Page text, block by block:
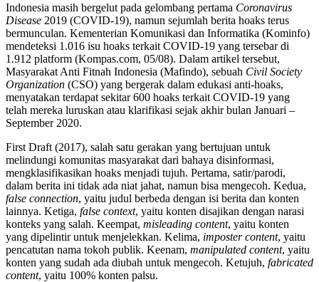
Indonesia masih bergelut pada gelombang pertama Coronavirus
Disease 2019 (COVID-19), namun sejumlah berita hoaks terus
bermunculan. Kementerian Komunikasi dan Informatika (Kominfo)
mendeteksi 1.016 isu hoaks terkait COVID-19 yang tersebar di
1.912 platform (Kompas.com, 05/08). Dalam artikel tersebut,
Masyarakat Anti Fitnah Indonesia (Mafindo), sebuah Civil Society
Organization (CSO) yang bergerak dalam edukasi anti-hoaks,
menyatakan terdapat sekitar 600 hoaks terkait COVID-19 yang
telah mereka luruskan atau klarifikasi sejak akhir bulan Januari –
September 2020.
First Draft (2017), salah satu gerakan yang bertujuan untuk
melindungi komunitas masyarakat dari bahaya disinformasi,
mengklasifikasikan hoaks menjadi tujuh. Pertama, satir/parodi,
dalam berita ini tidak ada niat jahat, namun bisa mengecoh. Kedua,
false connection, yaitu judul berbeda dengan isi berita dan konten
lainnya. Ketiga, false context, yaitu konten disajikan dengan narasi
konteks yang salah. Keempat, misleading content, yaitu konten
yang dipelintir untuk menjelekkan. Kelima, imposter content, yaitu
pencatutan nama tokoh publik. Keenam, manipulated content, yaitu
konten yang sudah ada diubah untuk mengecoh. Ketujuh, fabricated
content, yaitu 100% konten palsu.